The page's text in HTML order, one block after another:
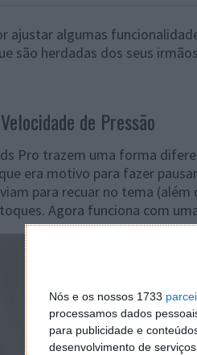
Nós e os nossos 1733
processamos dados
para publicidade e
desenvolvimento de serviços.
ajustar algumas
são herdadas dos seus
de Pressão
Pro trazem uma forma
era motivo para fazer
para recuar no tema
Agora funciona com